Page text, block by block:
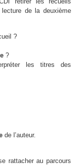
de la deuxième
?
?
les titres des
de l’auteur.
rattacher au parcours